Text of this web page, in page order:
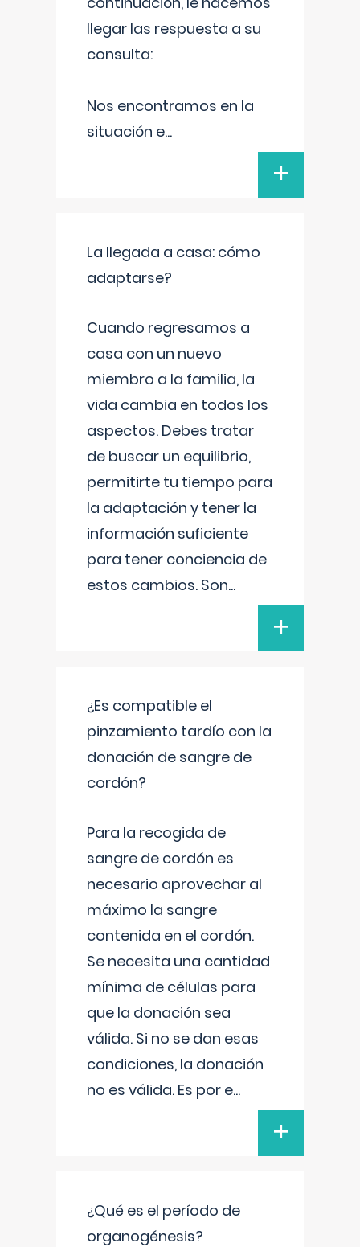
llegar las respuesta a su
consulta:
Nos encontramos en la
situación e...
+
La llegada a casa: cómo
adaptarse?
Cuando regresamos a
casa con un nuevo
miembro a la familia, la
vida cambia en todos los
aspectos. Debes tratar
de buscar un equilibrio,
permitirte tu tiempo para
la adaptación y tener la
información suficiente
para tener conciencia de
estos cambios. Son...
+
¿Es compatible el
pinzamiento tardío con la
donación de sangre de
cordón?
Para la recogida de
sangre de cordón es
necesario aprovechar al
máximo la sangre
contenida en el cordón.
Se necesita una cantidad
mínima de células para
que la donación sea
válida. Si no se dan esas
condiciones, la donación
no es válida. Es por e...
+
¿Qué es el período de
organogénesis?